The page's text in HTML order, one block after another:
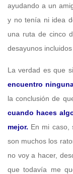
ayudando a un
y no tenía ni idea
una ruta de cinco
desayunos
La verdad es que
encuentro
la conclusión de
cuando haces
mejor. En mi caso,
son muchos los
no voy a hacer,
que todavía me